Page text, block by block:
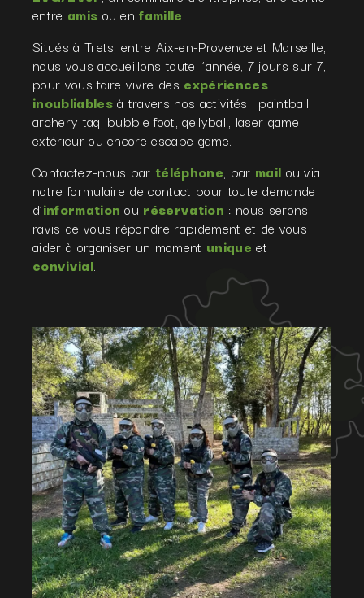
entre amis ou enfamille.
Situés à Trets, entre Aix-en-Provence et Marseille,
nous vous accueillons toute l’année, 7 jours sur 7,
pour vous faire vivre des expériences
inoubliablesà travers nos activités : paintball,
archery tag, bubble foot, gellyball, laser game
extérieur ou encore escape game.
Contactez-nous par téléphone, par mail ou via
notre formulaire de contact pour toute demande
d’information ou réservation : nous serons
ravis de vous répondre rapidement et de vous
aider à organiser un moment unique et
convivial.